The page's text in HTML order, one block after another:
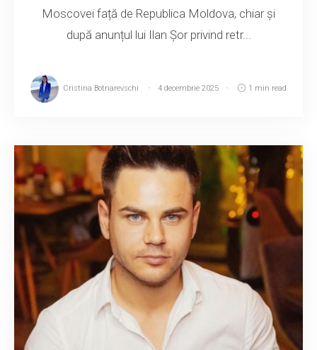
Moscovei față de Republica Moldova, chiar și
după anunțul lui Ilan Șor privind retr...
Cristina Botnarevschi 4 decembrie 2025 1 min read